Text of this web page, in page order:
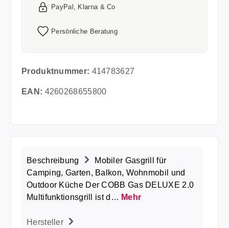
PayPal, Klarna & Co
Persönliche Beratung
Produktnummer: 414783627
EAN: 4260268655800
Beschreibung
Mobiler Gasgrill für
Camping, Garten, Balkon, Wohnmobil und
Outdoor Küche Der COBB Gas DELUXE 2.0
Multifunktionsgrill ist d… Mehr
Hersteller